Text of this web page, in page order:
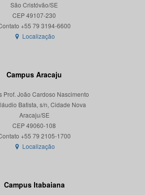
São Cristóvão/SE
CEP 49107-230
Localização
Campus Aracaju
Prof. João Cardoso Nascimento
Batista, s/n, Cidade Nova
Aracaju/SE
CEP 49060-108
Localização
Campus Itabaiana